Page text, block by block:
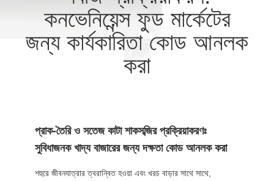
আমাদের
কনভেনিয়েন্স ফুড মার্কেটের
জন্য কার্যকারিতা কোড আনলক
করা
প্রাক-তৈরি ও সতেজ কাটা শাকসব্জির প্রক্রিয়াকরণঃ
সুবিধাজনক খাদ্য বাজারের জন্য দক্ষতা কোড আনলক করা
শহুরে জীবনযাত্রার ত্বরান্বিত হওয়া এবং খরচ বাড়ার সাথে সাথে,